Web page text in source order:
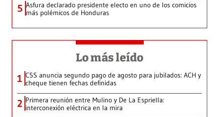
5 Asfura declarado presidente electo en uno de los comicios
más polémicos de Honduras
Lo más leído
1 CSS anuncia segundo pago de agosto para jubilados: ACH y
cheque tienen fechas definidas
2 Primera reunión entre Mulino y De La Espriella:
interconexión eléctrica en la mira